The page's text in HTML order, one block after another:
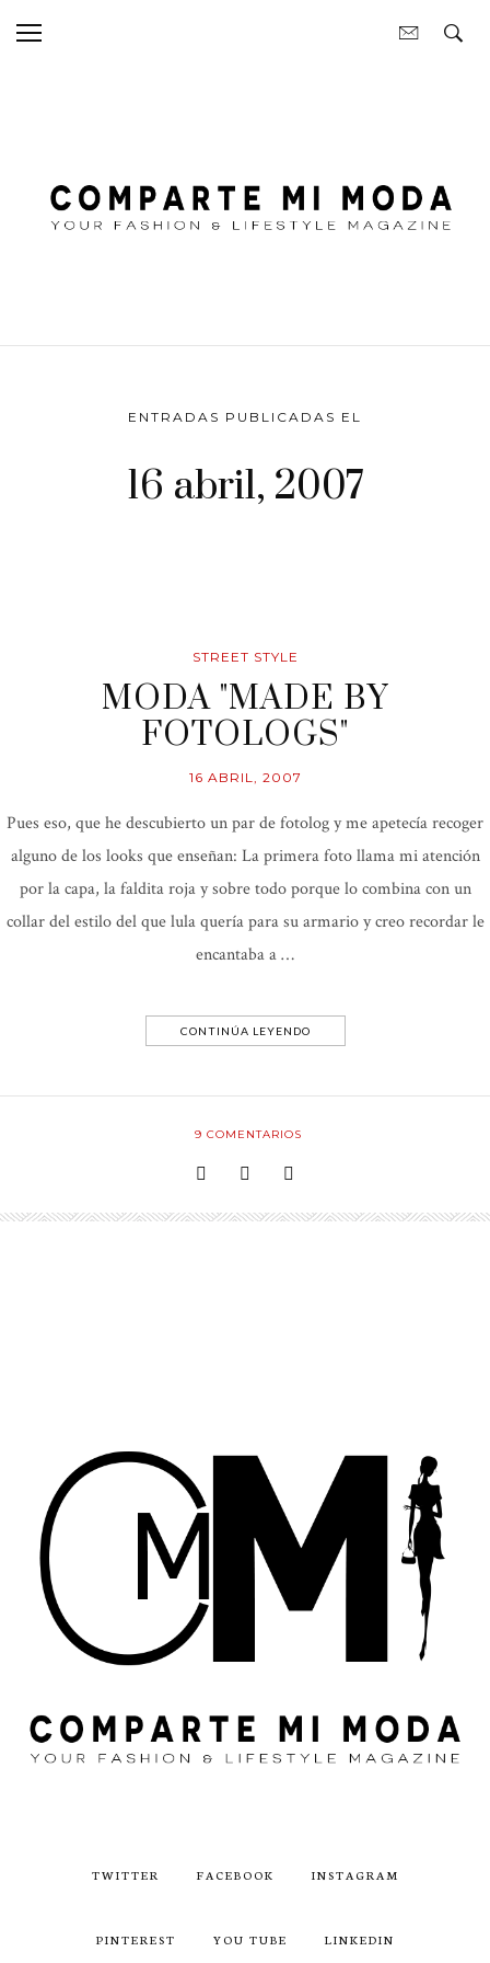
ENTRADAS PUBLICADAS EL
16 abril, 2007
STREET STYLE
MODA "MADE BY
FOTOLOGS"
16 ABRIL, 2007
Pues eso, que he descubierto un par de fotolog y me apetecía recoger
alguno de los looks que enseñan: La primera foto llama mi atención
por la capa, la faldita roja y sobre todo porque lo combina con un
collar del estilo del que lula quería para su armario y creo recordar le
encantaba a …
CONTINÚA LEYENDO
9 COMENTARIOS
TWITTER FACEBOOK INSTAGRAM
PINTEREST YOU TUBE LINKEDIN